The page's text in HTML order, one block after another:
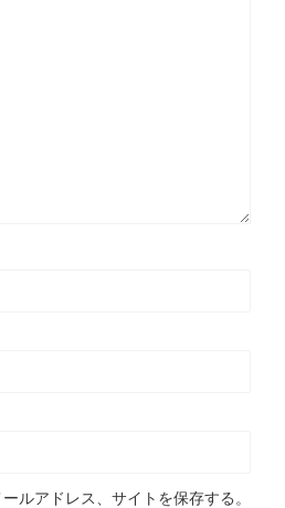
ルアドレス、サイトを保存する。